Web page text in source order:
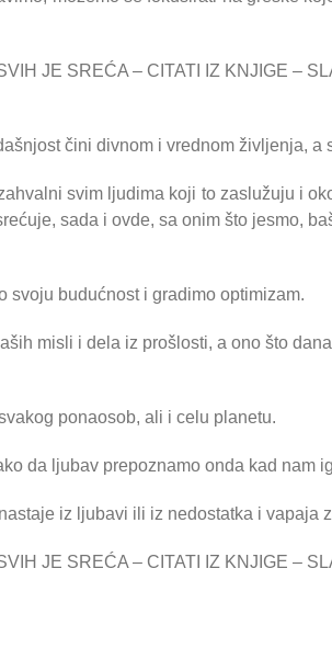
JE SREĆA – CITATI IZ KNJIGE –
čini divnom i vrednom življenja, a
svim ljudima koji to zaslužuju i
sada i ovde, sa onim što jesmo,
svoju budućnost i gradimo optimizam.
misli i dela iz prošlosti, a ono što
ponaosob, ali i celu planetu.
da ljubav prepoznamo onda kad nam
iz ljubavi ili iz nedostatka i vapaja
JE SREĆA – CITATI IZ KNJIGE –